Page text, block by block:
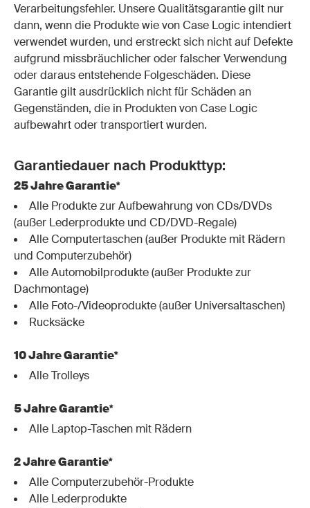
Verarbeitungsfehler. Unsere Qualitätsgarantie gilt nur
dann, wenn die Produkte wie von Case Logic intendiert
verwendet wurden, und erstreckt sich nicht auf Defekte
aufgrund missbräuchlicher oder falscher Verwendung
oder daraus entstehende Folgeschäden. Diese
Garantie gilt ausdrücklich nicht für Schäden an
Gegenständen, die in Produkten von Case Logic
aufbewahrt oder transportiert wurden.
Garantiedauer nach Produkttyp:
25 Jahre Garantie*
Alle Produkte zur Aufbewahrung von CDs/DVDs
(außer Lederprodukte und CD/DVD-Regale)
Alle Computertaschen (außer Produkte mit Rädern
und Computerzubehör)
Alle Automobilprodukte (außer Produkte zur
Dachmontage)
Alle Foto-/Videoprodukte (außer Universaltaschen)
Rucksäcke
10 Jahre Garantie*
Alle Trolleys
5 Jahre Garantie*
Alle Laptop-Taschen mit Rädern
2 Jahre Garantie*
Alle Computerzubehör-Produkte
Alle Lederprodukte